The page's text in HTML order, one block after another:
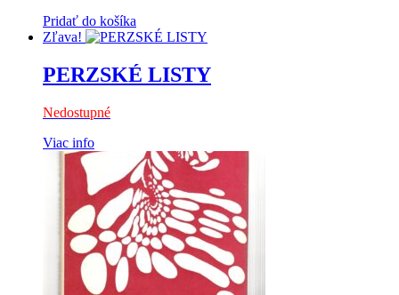
Pridať do košíka
Zľava!
PERZSKÉ LISTY
Nedostupné
Viac info